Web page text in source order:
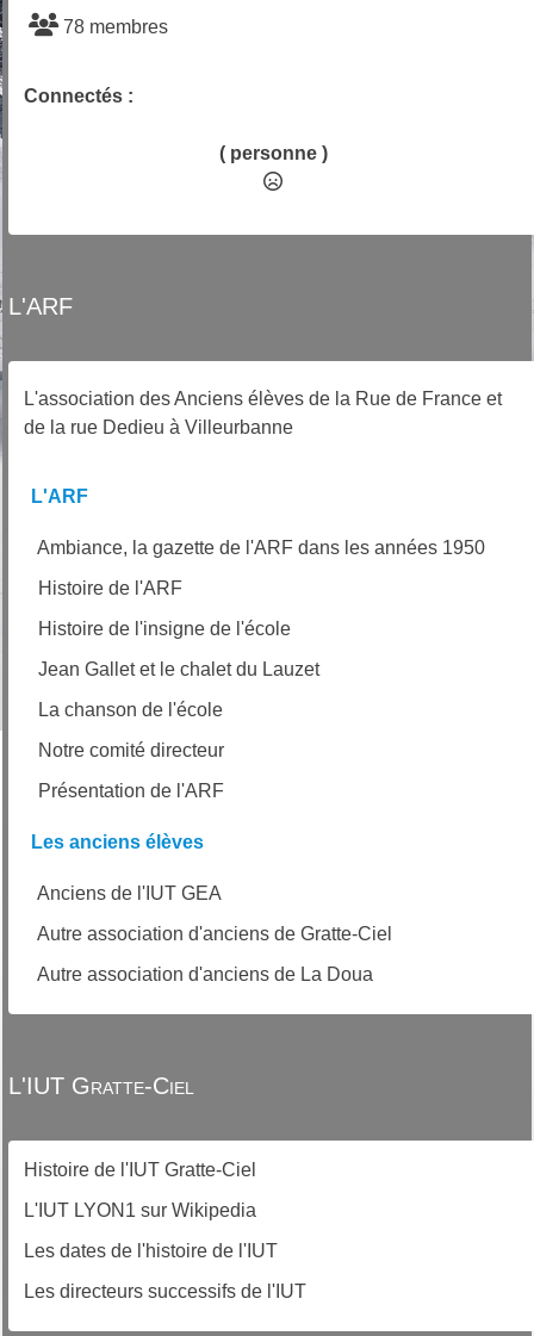
78 membres
Connectés :
( personne )
L'ARF
L'association des Anciens élèves de la Rue de France et
de la rue Dedieu à Villeurbanne
L'ARF
Ambiance, la gazette de l'ARF dans les années 1950
Histoire de l'ARF
Histoire de l'insigne de l'école
Jean Gallet et le chalet du Lauzet
La chanson de l'école
Notre comité directeur
Présentation de l'ARF
Les anciens élèves
Anciens de l'IUT GEA
Autre association d'anciens de Gratte-Ciel
Autre association d'anciens de La Doua
L'IUT Gratte-Ciel
Histoire de l'IUT Gratte-Ciel
L'IUT LYON1 sur Wikipedia
Les dates de l'histoire de l'IUT
Les directeurs successifs de l'IUT